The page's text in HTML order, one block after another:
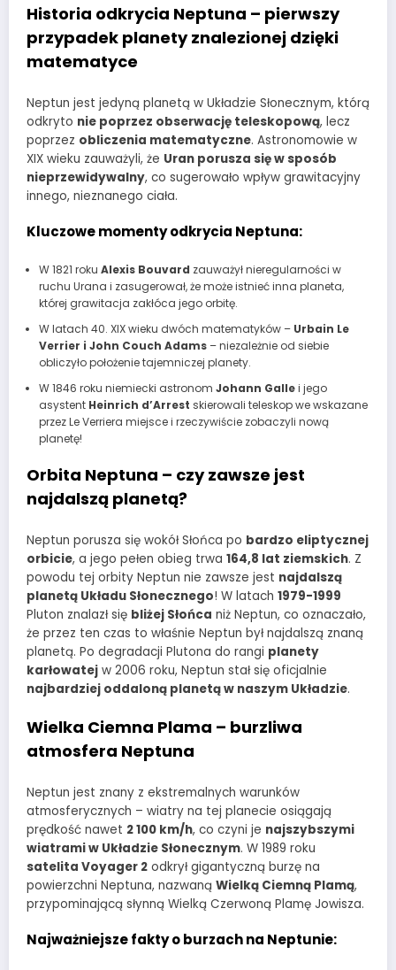
Historia odkrycia Neptuna – pierwszy
przypadek planety znalezionej dzięki
matematyce
Neptun jest jedyną planetą w Układzie Słonecznym, którą
odkryto nie poprzez obserwację teleskopową, lecz
poprzez obliczenia matematyczne. Astronomowie w
XIX wieku zauważyli, że Uran porusza się w sposób
nieprzewidywalny, co sugerowało wpływ grawitacyjny
innego, nieznanego ciała.
Kluczowe momenty odkrycia Neptuna:
W 1821 roku Alexis Bouvard zauważył nieregularności w
ruchu Urana i zasugerował, że może istnieć inna planeta,
której grawitacja zakłóca jego orbitę.
W latach 40. XIX wieku dwóch matematyków – Urbain Le
Verrier i John Couch Adams– niezależnie od siebie
obliczyło położenie tajemniczej planety.
W 1846 roku niemiecki astronom Johann Gallei jego
asystent Heinrich d’Arrest skierowali teleskop we wskazane
przez Le Verriera miejsce i rzeczywiście zobaczyli nową
planetę!
Orbita Neptuna – czy zawsze jest
najdalszą planetą?
Neptun porusza się wokół Słońca po bardzo eliptycznej
orbicie, a jego pełen obieg trwa 164,8 lat ziemskich. Z
powodu tej orbity Neptun nie zawsze jest najdalszą
planetą Układu Słonecznego! W latach 1979-1999
Pluton znalazł się bliżej Słońca niż Neptun, co oznaczało,
że przez ten czas to właśnie Neptun był najdalszą znaną
planetą. Po degradacji Plutona do rangi planety
karłowatej w 2006 roku, Neptun stał się oficjalnie
najbardziej oddaloną planetą w naszym Układzie.
Wielka Ciemna Plama – burzliwa
atmosfera Neptuna
Neptun jest znany z ekstremalnych warunków
atmosferycznych – wiatry na tej planecie osiągają
prędkość nawet 2 100 km/h, co czyni je najszybszymi
wiatrami w Układzie Słonecznym. W 1989 roku
satelita Voyager 2 odkrył gigantyczną burzę na
powierzchni Neptuna, nazwaną Wielką Ciemną Plamą,
przypominającą słynną Wielką Czerwoną Plamę Jowisza.
Najważniejsze fakty o burzach na Neptunie: